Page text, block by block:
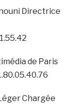
Directrice
de Paris
Chargée